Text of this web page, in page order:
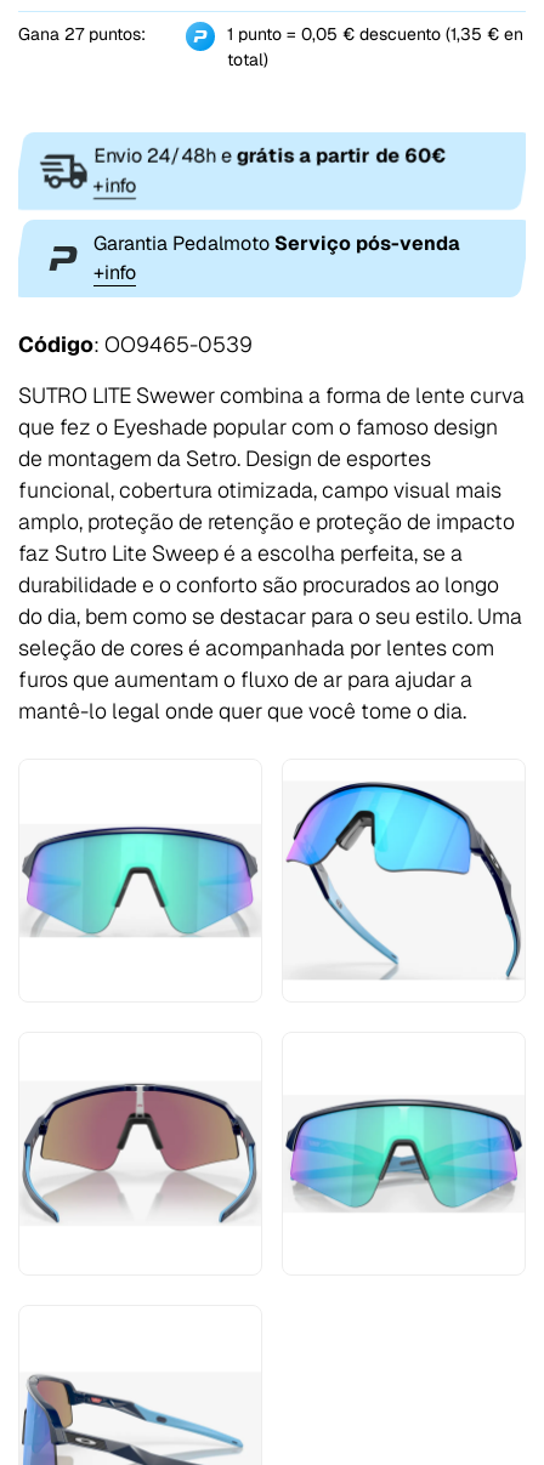
Gana 27 puntos:
1 punto = 0,05 € descuento (1,35 € en
total)
Envio 24/48h egrátis a partir de 60€
+info
Garantia Pedalmoto Serviço pós-venda
+info
Código: OO9465-0539
SUTRO LITE Swewer combina a forma de lente curva
que fez o Eyeshade popular com o famoso design
de montagem da Setro. Design de esportes
funcional, cobertura otimizada, campo visual mais
amplo, proteção de retenção e proteção de impacto
faz Sutro Lite Sweep é a escolha perfeita, se a
durabilidade e o conforto são procurados ao longo
do dia, bem como se destacar para o seu estilo. Uma
seleção de cores é acompanhada por lentes com
furos que aumentam o fluxo de ar para ajudar a
mantê-lo legal onde quer que você tome o dia.